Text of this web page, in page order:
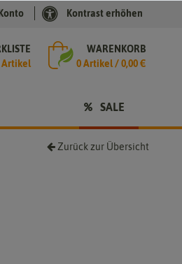
Kontrast erhöhen
Artikel
WARENKORB
0Artikel /0,00 €
SALE
Zurück zur Übersicht